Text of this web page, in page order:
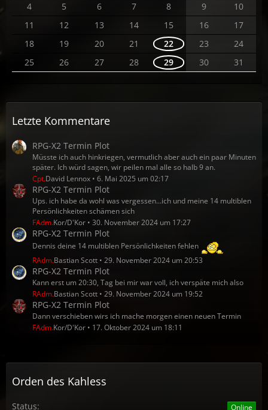
4
5 6 7 8 9
10
11
12 13 14 15 16
17
18
19 20 21 22 23
24
25
26 27 28 29 30 31
Letzte Kommentare
RPG-X2 Termin Plot
Müsste ich auch hinkriegen, vermutlich aber auch ein paar Minuten
später. Ich würd sagen, wir peilen mal alle so halb 9 an.
Cpt.David Lennox 6. Mai 2025 um 02:17
RPG-X2 Termin Plot
Ups. ich habe da wohl was vergessen...ich und meine 14 multiblen
Persönlichkeiten schämen sich
FAdm.Kor/D'Kor 30. November 2024 um 17:27
RPG-X2 Termin Plot
Dennis deine 14 multiblen Persönlichkeiten fehlen
RAdm.Bastian Scott 29. November 2024 um 20:53
RPG-X2 Termin Plot
Kann erst um 20:30, Tag bei mir war voll, ich verspäte mich also
RAdm.Bastian Scott 29. November 2024 um 19:52
RPG-X2 Termin Plot
Dann verschieben wirs ich mache morgen einen neuen Termin
FAdm.Kor/D'Kor 17. Oktober 2024 um 18:11
Orden des Kahless
Status: Online